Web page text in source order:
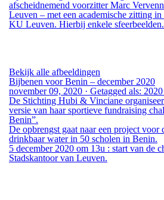
afscheidnemend voorzitter Marc
Leuven – met een academische zitting
KU Leuven. Hierbij enkele sfeerbeelden.
Bekijk alle afbeeldingen
Bijbenen voor Benin – december 2020
november 09, 2020 · Getagged als: 2020
De Stichting Hubi & Vinciane
versie van haar sportieve fundraising
Benin”.
De opbrengst gaat naar een project voor
drinkbaar water in 50 scholen in Benin.
5 december 2020 om 13u : start van de
Stadskantoor van Leuven.